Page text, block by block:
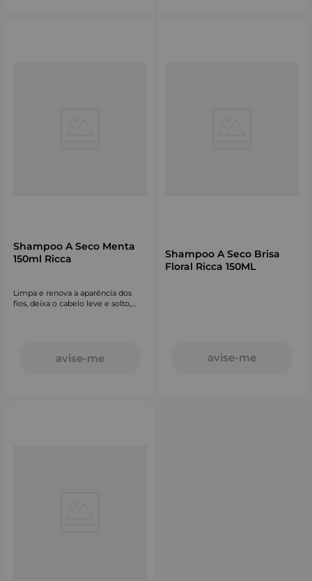
Shampoo A Seco Menta
150ml Ricca
Limpa e renova a aparência dos
fios, deixa o cabelo leve e solto,
avise-me
Shampoo A Seco Brisa
Floral Ricca 150ML
avise-me